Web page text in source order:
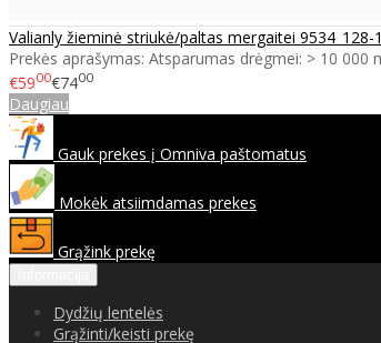
Valianly žieminė striukė/paltas mergaitei 9534_128-
Prekės aprašymas: Atsparumas drėgmei: > 10 000
€5900€7400
Daugiau
Gauk prekes į Omniva paštomatus
Mokėk atsiimdamas prekes
Grąžink prekę
Dydžių lentelės
Grąžinti/keisti prekę